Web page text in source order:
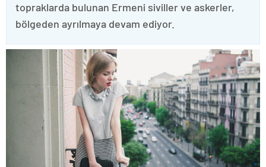
topraklarda bulunan Ermeni siviller ve askerler,
bölgeden ayrılmaya devam ediyor.